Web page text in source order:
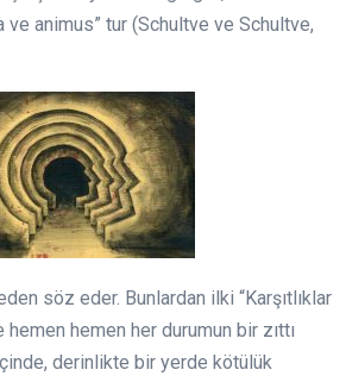
ve animus” tur (Schultve ve Schultve,
söz eder. Bunlardan ilki “Karşıtlıklar
hemen hemen her durumun bir zıttı
derinlikte bir yerde kötülük